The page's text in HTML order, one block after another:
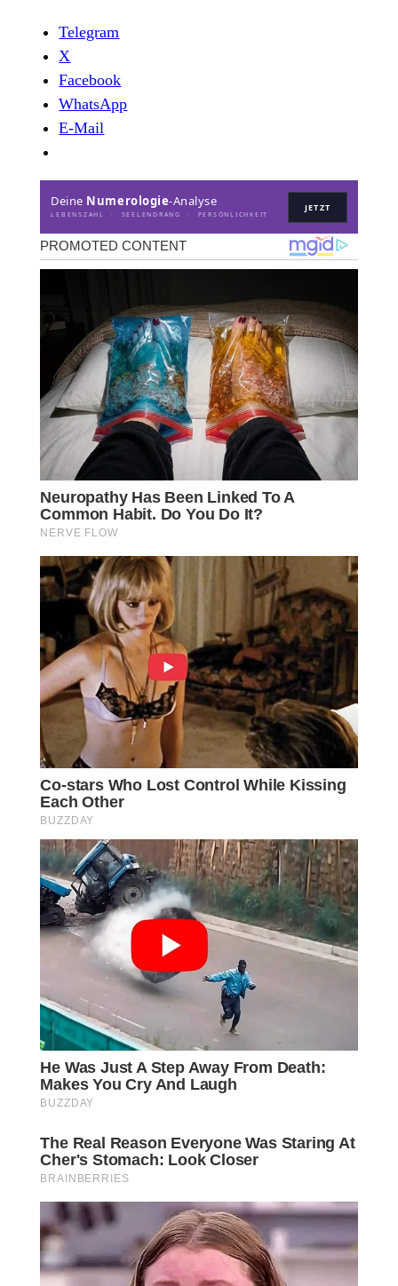
Telegram
X
Facebook
WhatsApp
E-Mail
Deine Numerologie-Analyse
LEBENSZAHL · SEELENDRANG · PERSÖNLICHKEIT
JETZT